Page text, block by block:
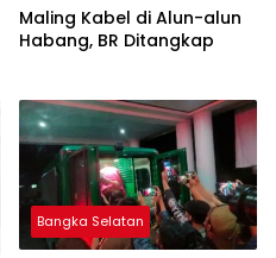
Maling Kabel di Alun-alun
Habang, BR Ditangkap
Bangka Selatan